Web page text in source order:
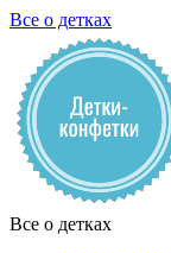
Все о детках
Все о детках